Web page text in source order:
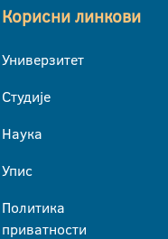
Корисни линкови
Универзитет
Студије
Наука
Упис
Политика
приватности